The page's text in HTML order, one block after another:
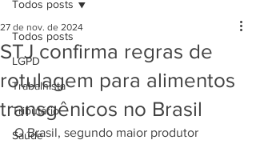
Todos posts
LGPD
Trabalhista
Tributário
Saúde
Todos posts
STJ confirma regras de
rotulagem para alimentos
transgênicos no Brasil
27 de nov. de 2024
O Brasil, segundo maior produtor